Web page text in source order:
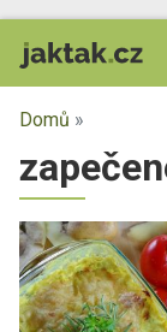
Domů »